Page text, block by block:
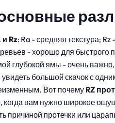
Rz: Ra - средняя текстура;
- хорошо для быстрого
глубокой ямы - очень
большой скачок с
Вот почему RZ
когда вам нужно широкое
причиной протечки или